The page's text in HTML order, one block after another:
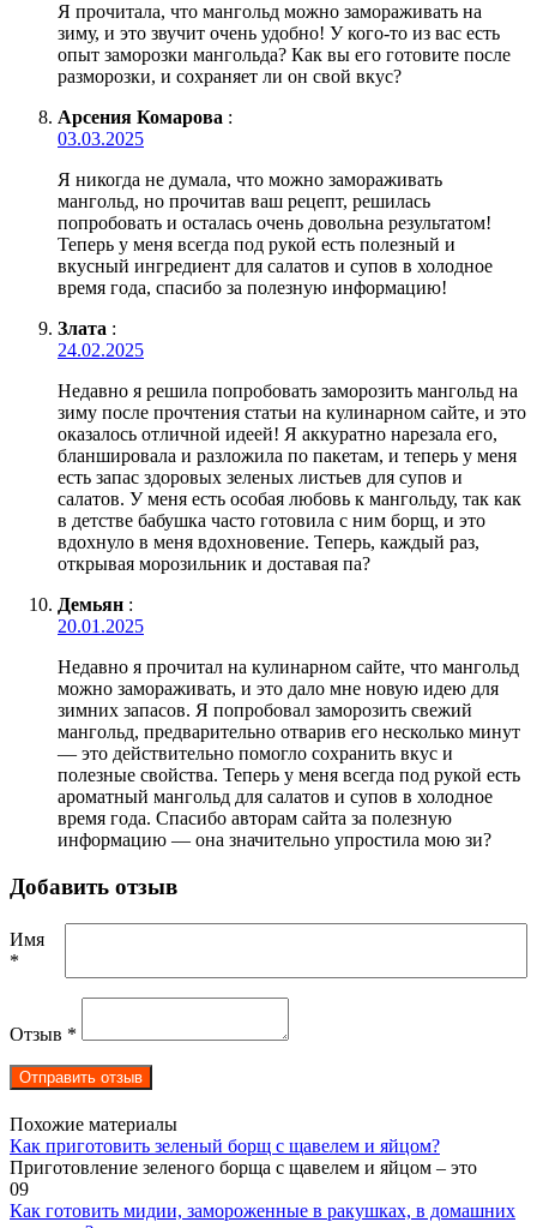
Я прочитала, что мангольд можно замораживать на
зиму, и это звучит очень удобно! У кого-то из вас есть
опыт заморозки мангольда? Как вы его готовите после
разморозки, и сохраняет ли он свой вкус?
Арсения Комарова :
03.03.2025
Я никогда не думала, что можно замораживать
мангольд, но прочитав ваш рецепт, решилась
попробовать и осталась очень довольна результатом!
Теперь у меня всегда под рукой есть полезный и
вкусный ингредиент для салатов и супов в холодное
время года, спасибо за полезную информацию!
Злата :
24.02.2025
Недавно я решила попробовать заморозить мангольд на
зиму после прочтения статьи на кулинарном сайте, и это
оказалось отличной идеей! Я аккуратно нарезала его,
бланшировала и разложила по пакетам, и теперь у меня
есть запас здоровых зеленых листьев для супов и
салатов. У меня есть особая любовь к мангольду, так как
в детстве бабушка часто готовила с ним борщ, и это
вдохнуло в меня вдохновение. Теперь, каждый раз,
открывая морозильник и доставая па?
Демьян :
20.01.2025
Недавно я прочитал на кулинарном сайте, что мангольд
можно замораживать, и это дало мне новую идею для
зимних запасов. Я попробовал заморозить свежий
мангольд, предварительно отварив его несколько минут
— это действительно помогло сохранить вкус и
полезные свойства. Теперь у меня всегда под рукой есть
ароматный мангольд для салатов и супов в холодное
время года. Спасибо авторам сайта за полезную
информацию — она значительно упростила мою зи?
Добавить отзыв
Имя
*
Отзыв *
Похожие материалы
Как приготовить зеленый борщ с щавелем и яйцом?
Приготовление зеленого борща с щавелем и яйцом – это
09
Как готовить мидии, замороженные в ракушках, в домашних